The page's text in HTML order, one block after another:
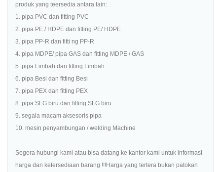
produk yang teersedia antara lain:
1. pipa PVC dan fitting PVC
2. pipa PE / HDPE dan fitting PE/ HDPE
3. pipa PP-R dan fitti ng PP-R
4. pipa MDPE/ pipa GAS dan fitting MDPE / GAS
5. pipa Limbah dan fitting Limbah
6. pipa Besi dan fitting Besi
7. pipa PEX dan fitting PEX
8. pipa SLG biru dan fitting SLG biru
9. segala macam aksesoris pipa
10. mesin penyambungan / welding Machine
Segera hubungi kami atau bisa datang ke kantor kami untuk informasi
harga dan ketersediaan barang !!!Harga yang tertera bukan patokan